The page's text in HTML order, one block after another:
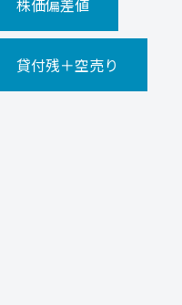
株価偏差値
貸付残＋空売り